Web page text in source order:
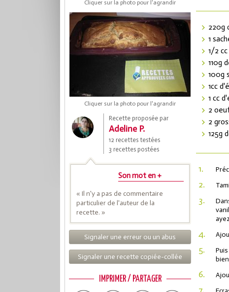
Cliquer sur la photo pour l'agrandir
Cliquer sur la photo pour l'agrandir
Recette proposée par
Adeline P.
12 recettes testées
3 recettes postées
Son mot en +
« Il n'y a pas de commentaire
particulier de l'auteur de la
recette. »
Signaler une erreur ou un abus
Signaler une recette copiée-collée
IMPRIMER / PARTAGER
220g
1
1/2
110g
100g
1cc
1 cc
2
2
125g
1.
2.
3.
4.
5.
6.